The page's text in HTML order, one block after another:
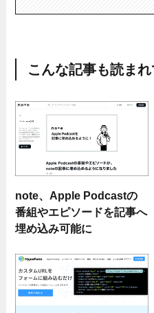
こんな記事も読ま
note、Apple Podcastの
番組やエピソードを記事へ
埋め込み可能に